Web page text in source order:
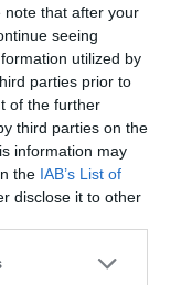
note that after your
seeing
utilized by
parties prior to
of the further
third parties on the
information may
the IAB’s List of
disclose it to other